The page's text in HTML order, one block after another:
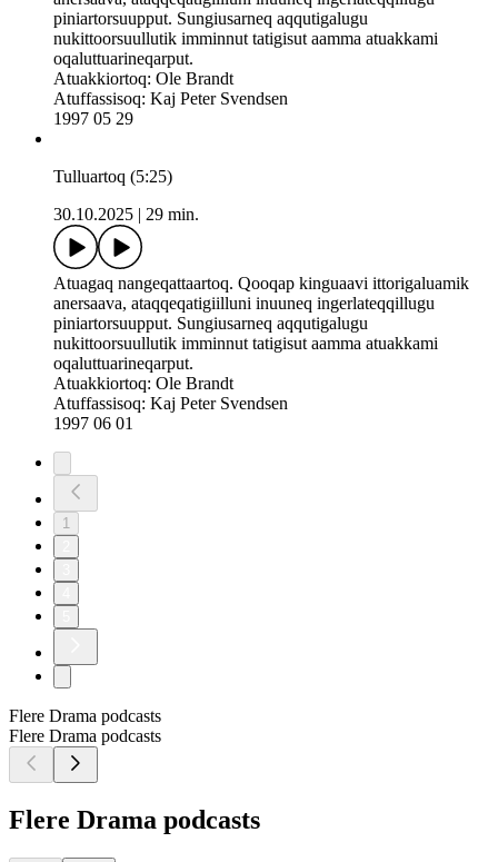
piniartorsuupput. Sungiusarneq aqqutigalugu
nukittoorsuullutik imminnut tatigisut aamma atuakkami
oqaluttuarineqarput.
Atuakkiortoq: Ole Brandt
Atuffassisoq: Kaj Peter Svendsen
1997 05 29
Tulluartoq (5:25)
30.10.2025
29 min.
Atuagaq nangeqattaartoq. Qooqap kinguaavi ittorigaluamik
anersaava, ataqqeqatigiilluni inuuneq ingerlateqqillugu
piniartorsuupput. Sungiusarneq aqqutigalugu
nukittoorsuullutik imminnut tatigisut aamma atuakkami
oqaluttuarineqarput.
Atuakkiortoq: Ole Brandt
Atuffassisoq: Kaj Peter Svendsen
1997 06 01
1
Flere Drama podcasts
Flere Drama podcasts
Flere Drama podcasts